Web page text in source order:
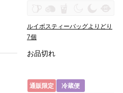
ルイボスティーバッグよりどり
7個
お品切れ
通販限定 冷蔵便